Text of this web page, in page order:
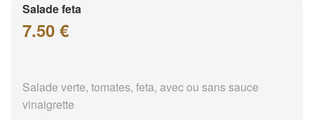
Salade feta
7.50 €
Salade verte, tomates, feta, avec ou sans sauce
vinaigrette